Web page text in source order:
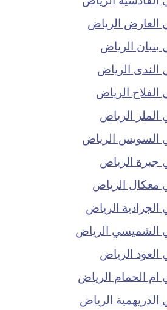
الرياض
الرياض
الرياض
الرياض
الرياض
السويس الرياض
الرياض
الرياض
الرياض
الشميسي الرياض
الرياض
الحمام الرياض
الرياض